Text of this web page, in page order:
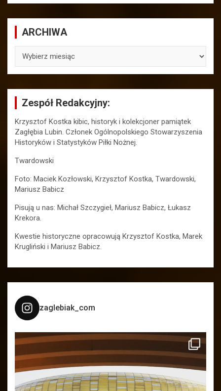
ARCHIWA
Zespół Redakcyjny:
Krzysztof Kostka kibic, historyk i kolekcjoner pamiątek
Zagłębia Lubin. Członek Ogólnopolskiego Stowarzyszenia
Historyków i Statystyków Piłki Nożnej.
Twardowski
Foto: Maciek Kozłowski, Krzysztof Kostka, Twardowski,
Mariusz Babicz
Pisują u nas: Michał Szczygieł, Mariusz Babicz, Łukasz
Krekora.
Kwestie historyczne opracowują Krzysztof Kostka, Marek
Krugliński i Mariusz Babicz.
zaglebiak_com